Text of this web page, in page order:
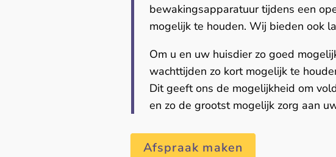
bewakingsapparatuur tijdens een
mogelijk te houden. Wij bieden ook
Om u en uw huisdier zo goed
wachttijden zo kort mogelijk te
Dit geeft ons de mogelijkheid om
en zo de grootst mogelijk zorg aan
Afspraak maken